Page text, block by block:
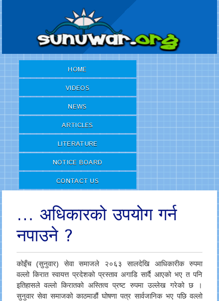
HOME
VIDEOS
NEWS
ARTICLES
LITERATURE
NOTICE BOARD
CONTACT US
… अधिकारको उपयोग गर्न
नपाउने ?
कोइँच (सुनुवार) सेवा समाजले २०६३ सालदेखि आधिकारीक रुपमा
वल्लो किरात स्वायत्त प्रदेशको प्रस्ताव अगाडि सार्दै आएको भए त पनि
इतिहासले वल्लो किरातको अस्तित्व प्रष्ट रुपमा उल्लेख गरेको छ ।
सुनुवार सेवा समाजको काठमाडौं घोषणा पत्र सार्वजानिक भए पछि वल्लो